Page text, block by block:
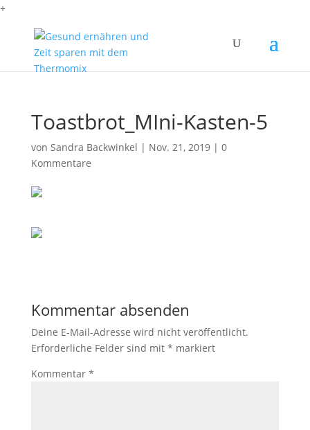
+
Toastbrot_MIni-Kasten-5
von Sandra Backwinkel | Nov. 21, 2019| 0
Kommentare
Kommentar absenden
Deine E-Mail-Adresse wird nicht veröffentlicht.
Erforderliche Felder sind mit * markiert
Kommentar *